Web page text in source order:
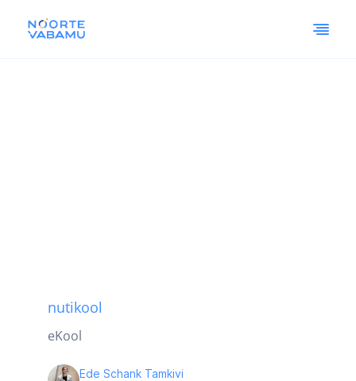
nutikool
eKool
Ede Schank Tamkivi